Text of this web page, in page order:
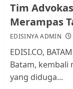
Tim
Merampas
EDISINYA ADMIN
EDISI.CO,
Batam, kembali
yang diduga...